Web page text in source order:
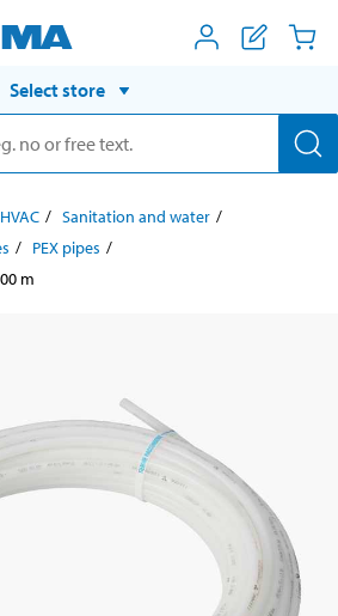
Select store
HVAC
Sanitation and water
PEX pipes
m